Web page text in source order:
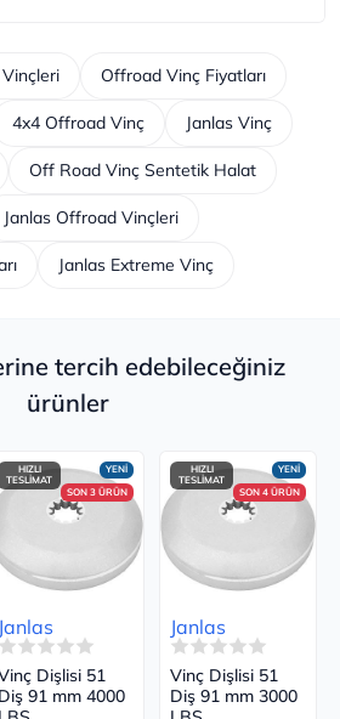
Vinçleri Offroad Vinç Fiyatları
4x4 Offroad Vinç Janlas Vinç
Off Road Vinç Sentetik Halat
Janlas Offroad Vinçleri
Janlas Extreme Vinç
tercih edebileceğiniz
ürünler
YENİ
SON 3 ÜRÜN
HIZLI
TESLİMAT
Janlas
Dişlisi 51
Diş 91 mm 4000
YENİ
SON 4 ÜRÜN
HIZLI
TESLİMAT
Janlas
Vinç Dişlisi 51
Diş 91 mm 3000